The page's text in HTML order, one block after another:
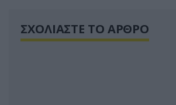
ΣΧΟΛΙΑΣΤΕ ΤΟ ΑΡΘΡΟ